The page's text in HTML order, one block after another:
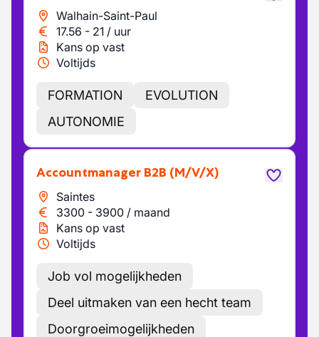
Walhain-Saint-Paul
17.56 - 21 / uur
Kans op vast
Voltijds
FORMATION
EVOLUTION
AUTONOMIE
Accountmanager B2B (M/V/X)
Saintes
3300 - 3900 / maand
Kans op vast
Voltijds
Job vol mogelijkheden
Deel uitmaken van een hecht team
Doorgroeimogelijkheden